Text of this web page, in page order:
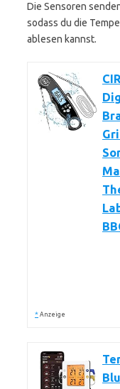
Die Sensoren
sodass du die
ablesen kannst.
* Anzeige